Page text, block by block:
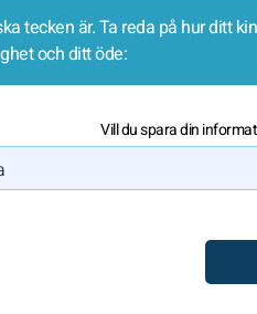
tecken är. Ta reda på hur ditt
och ditt öde:
Vill du spara din